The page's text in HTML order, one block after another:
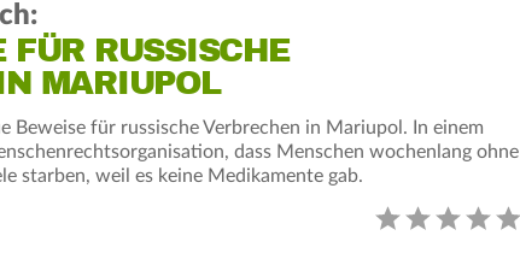
FÜR RUSSISCHE
MARIUPOL
Beweise für russische Verbrechen in Mariupol. In einem
dass Menschen wochenlang ohne
starben, weil es keine Medikamente gab.